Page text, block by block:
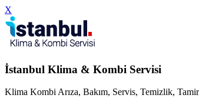
X
İstanbul Klima & Kombi Servisi
Klima Kombi Arıza, Bakım, Servis, Temizlik,